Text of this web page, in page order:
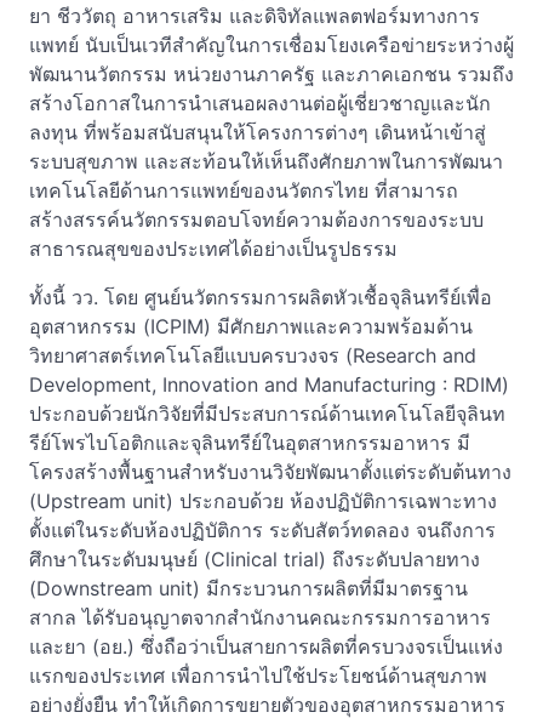
ยา ชีววัตถุ อาหารเสริม และดิจิทัลแพลตฟอร์มทางการ
แพทย์ นับเป็นเวทีสำคัญในการเชื่อมโยงเครือข่ายระหว่างผู้
พัฒนานวัตกรรม หน่วยงานภาครัฐ และภาคเอกชน รวมถึง
สร้างโอกาสในการนำเสนอผลงานต่อผู้เชี่ยวชาญและนัก
ลงทุน ที่พร้อมสนับสนุนให้โครงการต่างๆ เดินหน้าเข้าสู่
ระบบสุขภาพ และสะท้อนให้เห็นถึงศักยภาพในการพัฒนา
เทคโนโลยีด้านการแพทย์ของนวัตกรไทย ที่สามารถ
สร้างสรรค์นวัตกรรมตอบโจทย์ความต้องการของระบบ
สาธารณสุขของประเทศได้อย่างเป็นรูปธรรม
ทั้งนี้ วว. โดย ศูนย์นวัตกรรมการผลิตหัวเชื้อจุลินทรีย์เพื่อ
อุตสาหกรรม (ICPIM) มีศักยภาพและความพร้อมด้าน
วิทยาศาสตร์เทคโนโลยีแบบครบวงจร (Research and
Development, Innovation and Manufacturing : RDIM)
ประกอบด้วยนักวิจัยที่มีประสบการณ์ด้านเทคโนโลยีจุลินท
รีย์โพรไบโอติกและจุลินทรีย์ในอุตสาหกรรมอาหาร มี
โครงสร้างพื้นฐานสำหรับงานวิจัยพัฒนาตั้งแต่ระดับต้นทาง
(Upstream unit) ประกอบด้วย ห้องปฏิบัติการเฉพาะทาง
ตั้งแต่ในระดับห้องปฏิบัติการ ระดับสัตว์ทดลอง จนถึงการ
ศึกษาในระดับมนุษย์ (Clinical trial) ถึงระดับปลายทาง
(Downstream unit) มีกระบวนการผลิตที่มีมาตรฐาน
สากล ได้รับอนุญาตจากสำนักงานคณะกรรมการอาหาร
และยา (อย.) ซึ่งถือว่าเป็นสายการผลิตที่ครบวงจรเป็นแห่ง
แรกของประเทศ เพื่อการนำไปใช้ประโยชน์ด้านสุขภาพ
อย่างยั่งยืน ทำให้เกิดการขยายตัวของอุตสาหกรรมอาหาร